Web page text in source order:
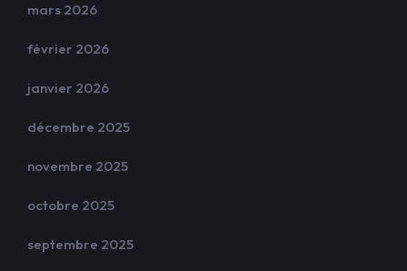
mars 2026
février 2026
janvier 2026
décembre 2025
novembre 2025
octobre 2025
septembre 2025